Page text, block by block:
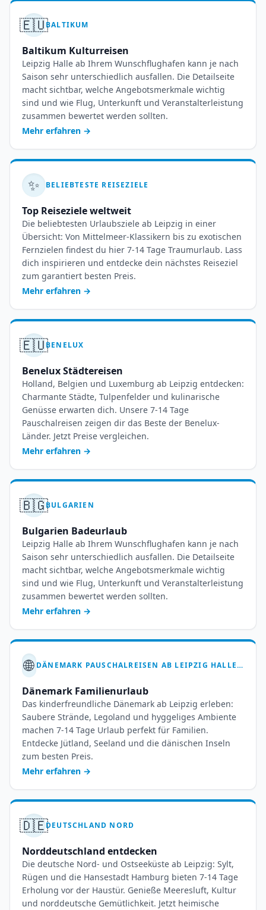
🇪🇺BALTIKUM
Baltikum Kulturreisen
Leipzig Halle ab Ihrem Wunschflughafen kann je nach
Saison sehr unterschiedlich ausfallen. Die Detailseite
macht sichtbar, welche Angebotsmerkmale wichtig
sind und wie Flug, Unterkunft und Veranstalterleistung
zusammen bewertet werden sollten.
Mehr erfahren →
✨ BELIEBTESTE REISEZIELE
Top Reiseziele weltweit
Die beliebtesten Urlaubsziele ab Leipzig in einer
Übersicht: Von Mittelmeer-Klassikern bis zu exotischen
Fernzielen findest du hier 7-14 Tage Traumurlaub. Lass
dich inspirieren und entdecke dein nächstes Reiseziel
zum garantiert besten Preis.
Mehr erfahren →
🇪🇺BENELUX
Benelux Städtereisen
Holland, Belgien und Luxemburg ab Leipzig entdecken:
Charmante Städte, Tulpenfelder und kulinarische
Genüsse erwarten dich. Unsere 7-14 Tage
Pauschalreisen zeigen dir das Beste der Benelux-
Länder. Jetzt Preise vergleichen.
Mehr erfahren →
🇧🇬BULGARIEN
Bulgarien Badeurlaub
Leipzig Halle ab Ihrem Wunschflughafen kann je nach
Saison sehr unterschiedlich ausfallen. Die Detailseite
macht sichtbar, welche Angebotsmerkmale wichtig
sind und wie Flug, Unterkunft und Veranstalterleistung
zusammen bewertet werden sollten.
Mehr erfahren →
🌐 DÄNEMARK PAUSCHALREISEN AB LEIPZIG HALLE – NORDISCHES GLÜCK ENTDECKEN
Dänemark Familienurlaub
Das kinderfreundliche Dänemark ab Leipzig erleben:
Saubere Strände, Legoland und hyggeliges Ambiente
machen 7-14 Tage Urlaub perfekt für Familien.
Entdecke Jütland, Seeland und die dänischen Inseln
zum besten Preis.
Mehr erfahren →
🇩🇪DEUTSCHLAND NORD
Norddeutschland entdecken
Die deutsche Nord- und Ostseeküste ab Leipzig: Sylt,
Rügen und die Hansestadt Hamburg bieten 7-14 Tage
Erholung vor der Haustür. Genieße Meeresluft, Kultur
und norddeutsche Gemütlichkeit. Jetzt heimische